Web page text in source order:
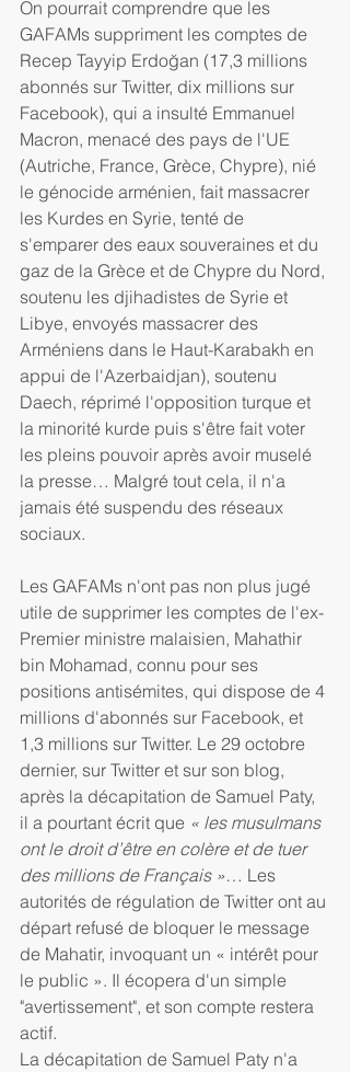
On pourrait comprendre que les
GAFAMs suppriment les comptes de
Recep Tayyip Erdoğan (17,3 millions
abonnés sur Twitter, dix millions sur
Facebook), qui a insulté Emmanuel
Macron, menacé des pays de l'UE
(Autriche, France, Grèce, Chypre), nié
le génocide arménien, fait massacrer
les Kurdes en Syrie, tenté de
s'emparer des eaux souveraines et du
gaz de la Grèce et de Chypre du Nord,
soutenu les djihadistes de Syrie et
Libye, envoyés massacrer des
Arméniens dans le Haut-Karabakh en
appui de l'Azerbaidjan), soutenu
Daech, réprimé l'opposition turque et
la minorité kurde puis s'être fait voter
les pleins pouvoir après avoir muselé
la presse… Malgré tout cela, il n'a
jamais été suspendu des réseaux
sociaux.
Les GAFAMs n'ont pas non plus jugé
utile de supprimer les comptes de l'ex-
Premier ministre malaisien, Mahathir
bin Mohamad, connu pour ses
positions antisémites, qui dispose de 4
millions d'abonnés sur Facebook, et
1,3 millions sur Twitter. Le 29 octobre
dernier, sur Twitter et sur son blog,
après la décapitation de Samuel Paty,
il a pourtant écrit que « les musulmans
ont le droit d’être en colère et de tuer
des millions de Français »… Les
autorités de régulation de Twitter ont au
départ refusé de bloquer le message
de Mahatir, invoquant un « intérêt pour
le public ». Il écopera d'un simple
"avertissement", et son compte restera
actif.
La décapitation de Samuel Paty n'a